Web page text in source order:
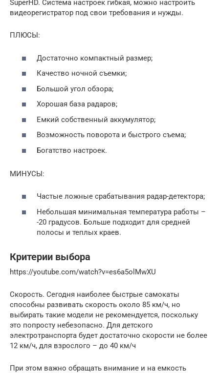
SuperHD. Система настроек гибкая, можно настроить
видеорегистратор под свои требования и нужды.
ПЛЮСЫ:
Достаточно компактный размер;
Качество ночной съемки;
Большой угол обзора;
Хорошая база радаров;
Емкий собственный аккумулятор;
Возможность поворота и быстрого съема;
Богатство настроек.
МИНУСЫ:
Частые ложные срабатывания радар-детектора;
Небольшая минимальная температура работы –
-20 градусов. Больше подходит для средней
полосы и теплых краев.
Критерии выбора
https://youtube.com/watch?v=es6a5olMwXU
Скорость. Сегодня наиболее быстрые самокаты
способны развивать скорость около 85 км/ч, но
выбирать такие модели не рекомендуется, поскольку
это попросту небезопасно. Для детского
электротранспорта будет достаточно скорости не более
12 км/ч, для взрослого – до 40 км/ч
При этом важно обращать внимание и на емкость